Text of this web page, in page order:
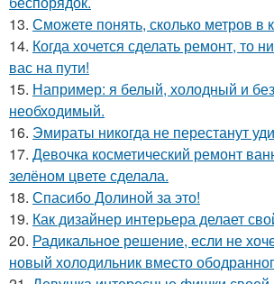
13. Сможете понять, сколько метров в
14. Когда хочется сделать ремонт, то
вас на пути!
15. Например: я белый, холодный и
необходимый.
16. Эмираты никогда не перестанут
17. Девочка косметический ремонт
зелёном цвете сделала.
18. Спасибо Долиной за это!
19. Как дизайнер интерьера делает
20. Радикальное решение, если не
новый холодильник вместо